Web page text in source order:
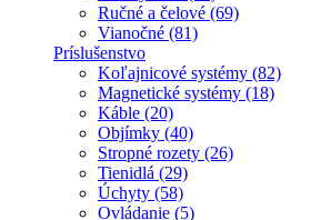
Ručné a čelové (69)
Vianočné (81)
Príslušenstvo
Koľajnicové systémy (82)
Magnetické systémy (18)
Káble (20)
Objímky (40)
Stropné rozety (26)
Tienidlá (29)
Úchyty (58)
Ovládanie (5)